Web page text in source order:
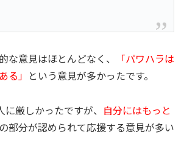
な意見はほとんどなく、
「パワハラは
る」 という意見が多かったです。
厳しかったですが、 自分にはもっと
部分が認められて応援する意見が多い